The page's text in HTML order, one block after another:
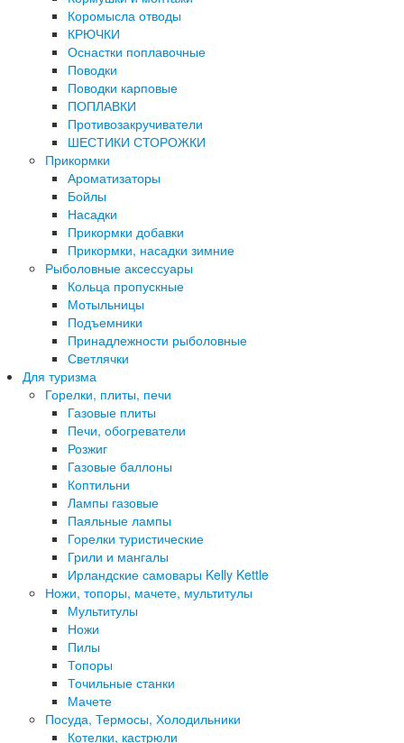
Коромысла отводы
КРЮЧКИ
Оснастки поплавочные
Поводки
Поводки карповые
ПОПЛАВКИ
Противозакручиватели
ШЕСТИКИ СТОРОЖКИ
Прикормки
Ароматизаторы
Бойлы
Насадки
Прикормки добавки
Прикормки, насадки зимние
Рыболовные аксессуары
Кольца пропускные
Мотыльницы
Подъемники
Принадлежности рыболовные
Светлячки
Для туризма
Горелки, плиты, печи
Газовые плиты
Печи, обогреватели
Розжиг
Газовые баллоны
Коптильни
Лампы газовые
Паяльные лампы
Горелки туристические
Грили и мангалы
Ирландские самовары Kelly Kettle
Ножи, топоры, мачете, мультитулы
Мультитулы
Ножи
Пилы
Топоры
Точильные станки
Мачете
Посуда, Термосы, Холодильники
Котелки, кастрюли